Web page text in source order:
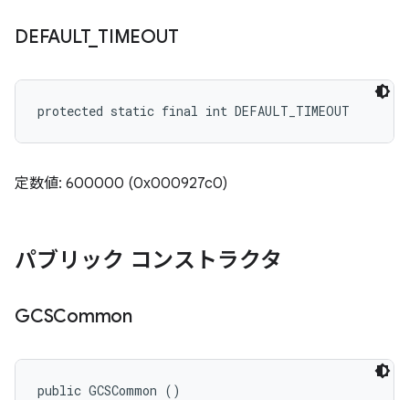
DEFAULT_ TIMEOUT
protected static final int DEFAULT_TIMEOUT
定数値: 600000 (0x000927c0)
パブリック コンストラクタ
GCSCommon
public GCSCommon ()